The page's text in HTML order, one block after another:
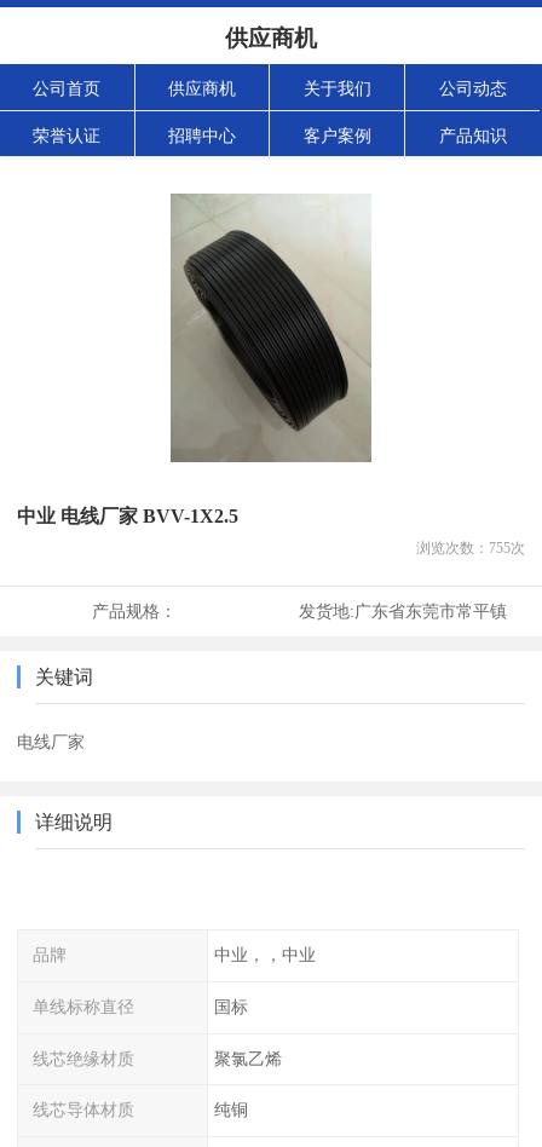
供应商机
公司首页 供应商机 关于我们 公司动态
荣誉认证 招聘中心 客户案例 产品知识
中业 电线厂家 BVV-1X2.5
浏览次数： 755次
产品规格： 发货地:广东省东莞市常平镇
关键词
电线厂家
详细说明
品牌 中业，，中业
单线标称直径 国标
线芯绝缘材质 聚氯乙烯
线芯导体材质 纯铜